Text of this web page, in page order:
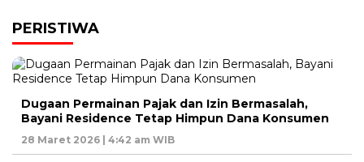
PERISTIWA
Dugaan Permainan Pajak dan Izin Bermasalah,
Bayani Residence Tetap Himpun Dana Konsumen
28 Maret 2026 | 4:42 am WIB